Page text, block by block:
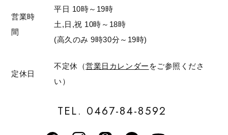
営業時
間
平日 10時～19時
土,日,祝 10時～18時
(高久のみ 9時30分～19時)
定休日
不定休（営業日カレンダー をご参照くださ
い）
TEL. 0467-84-8592